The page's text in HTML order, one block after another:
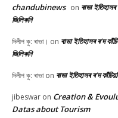
chandubinews on ৰাভা
জিলিকনি
দিলীপ কু: ৰাভা। on ৰাভা ইতিহাসৰ ৰ’দ
জিলিকনি
দিলীপ কু: ৰাভাon ৰাভা ইতিহাসৰ ৰ’দ
jibeswar on Creation &
Datas about Tourism